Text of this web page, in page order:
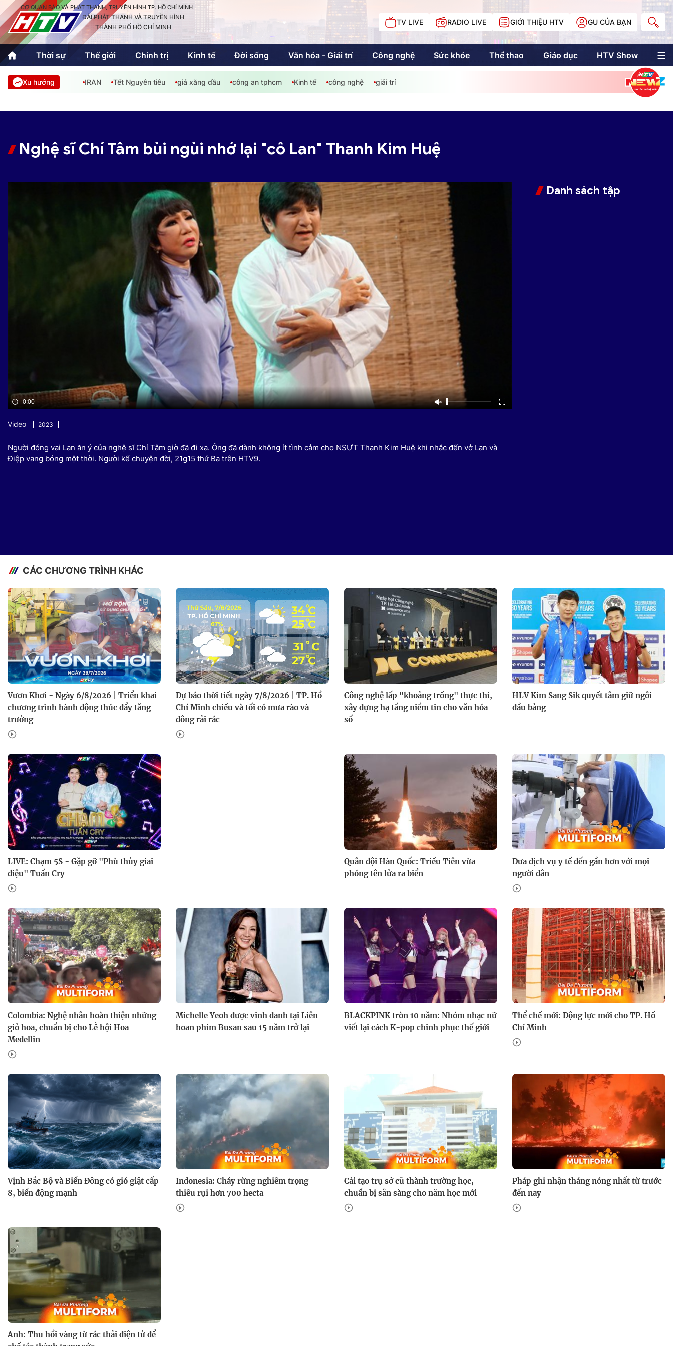
CƠ QUAN BÁO VÀ PHÁT THANH, TRUYỀN HÌNH TP. HỒ CHÍ MINH
ĐÀI PHÁT THANH VÀ TRUYỀN HÌNH
THÀNH PHỐ HỒ CHÍ MINH
TV LIVE RADIO LIVE GIỚI THIỆU HTV GU CỦA BẠN
Thời sự Thế giới Chính trị Kinh tế Đời sống Văn hóa - Giải trí Công nghệ Sức khỏe Thể thao Giáo dục HTV Show
Thời sự
Thể thao
Văn hóa - Giải trí
Giáo dục Kinh tế
An Sinh Thế giới
Phóng sự Khán giả HTV Chuyện chúng tôi
Không gian văn hóa
Chuyển đổi số
HTV Show
Thành phố không
ngủ
Chậm
Bé xem gì
Mái ấm gia đình
Việt
Các show khác
Các chương trình
khác
HTV Phim
Phim truyền hình
Phim tài liệu
HTV Sự kiện
Made By Vietnam
Ngày hội HTV
Innovation Fest
Chung một tấm
lòng
HTV Thể thao
Cuộc đua xe đạp
Cúp Truyền hình
Cuộc đua offroad
HTV
SEA Games 33
Multimedia
Multiform
Xu hướng IRAN Tết Nguyên tiêu giá xăng dầu công an tphcm Kinh tế công nghệ giải trí
Nghệ sĩ Chí Tâm bùi ngùi nhớ lại "cô Lan" Thanh Kim Huệ
0:00
Video 2023
Người đóng vai Lan ăn ý của nghệ sĩ Chí Tâm giờ đã đi xa. Ông đã dành không ít tình cảm cho NSƯT Thanh Kim Huệ khi nhắc đến vở Lan và
Điệp vang bóng một thời. Người kể chuyện đời, 21g15 thứ Ba trên HTV9.
Danh sách tập
CÁC CHƯƠNG TRÌNH KHÁC
Vươn Khơi - Ngày 6/8/2026 | Triển khai
chương trình hành động thúc đẩy tăng
trưởng
Dự báo thời tiết ngày 7/8/2026 | TP. Hồ
Chí Minh chiều và tối có mưa rào và
dông rải rác
Công nghệ lấp "khoảng trống" thực thi,
xây dựng hạ tầng niềm tin cho văn hóa
số
HLV Kim Sang Sik quyết tâm giữ ngôi
đầu bảng
LIVE: Chạm 5S - Gặp gỡ "Phù thủy giai
điệu" Tuấn Cry
Quân đội Hàn Quốc: Triều Tiên vừa
phóng tên lửa ra biển
Đưa dịch vụ y tế đến gần hơn với mọi
người dân
Colombia: Nghệ nhân hoàn thiện những
giỏ hoa, chuẩn bị cho Lễ hội Hoa
Medellin
Michelle Yeoh được vinh danh tại Liên
hoan phim Busan sau 15 năm trở lại
BLACKPINK tròn 10 năm: Nhóm nhạc nữ
viết lại cách K-pop chinh phục thế giới
Thể chế mới: Động lực mới cho TP. Hồ
Chí Minh
Vịnh Bắc Bộ và Biển Đông có gió giật cấp
8, biển động mạnh
Indonesia: Cháy rừng nghiêm trọng
thiêu rụi hơn 700 hecta
Cải tạo trụ sở cũ thành trường học,
chuẩn bị sẵn sàng cho năm học mới
Pháp ghi nhận tháng nóng nhất từ trước
đến nay
Anh: Thu hồi vàng từ rác thải điện tử để